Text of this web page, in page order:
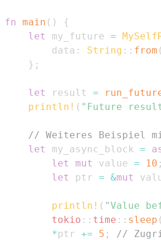
fn main ( )
{
let
my_future =
        data
: String :: from (
} ;
let result =
println! ( "Future
// Weiteres Beispiel
let
my_async_block =
let
mut value = 10 ;
let
ptr = &mut
println! ( "Value
tokio :: time :: sleep (
*ptr += 5 ;
//